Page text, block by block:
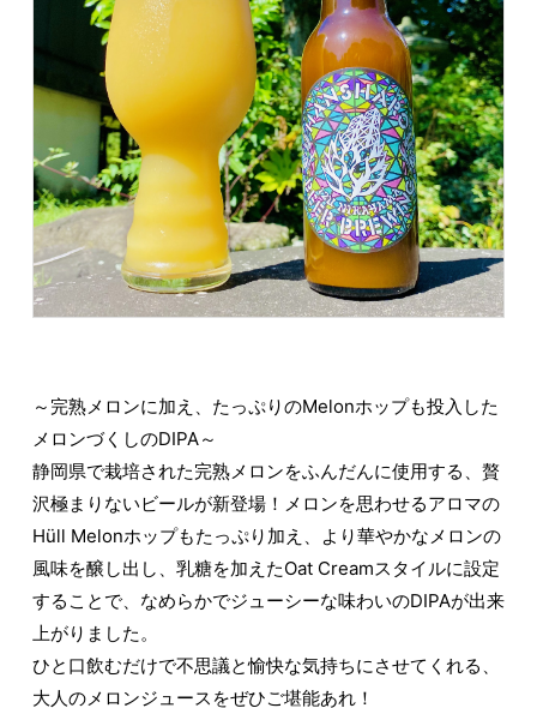
～完熟メロンに加え、たっぷりのMelonホップも投入した
メロンづくしのDIPA～
静岡県で栽培された完熟メロンをふんだんに使用する、贅
沢極まりないビールが新登場！メロンを思わせるアロマの
Hüll Melonホップもたっぷり加え、より華やかなメロンの
風味を醸し出し、乳糖を加えたOat Creamスタイルに設定
することで、なめらかでジューシーな味わいのDIPAが出来
上がりました。
ひと口飲むだけで不思議と愉快な気持ちにさせてくれる、
大人のメロンジュースをぜひご堪能あれ！